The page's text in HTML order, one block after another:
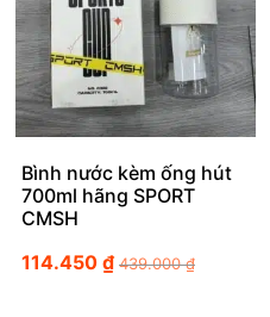
Bình nước kèm ống hút
700ml hãng SPORT
CMSH
114.450 ₫ 439.000₫